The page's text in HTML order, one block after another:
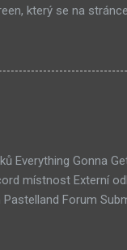
který se na
1 (
že vystoupíme z
Everything Gonna
místnost Externí
Forum
Exit (93)